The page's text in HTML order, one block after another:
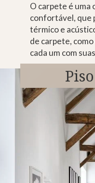
O carpete é uma
confortável, que
térmico e
de carpete,
cada um com